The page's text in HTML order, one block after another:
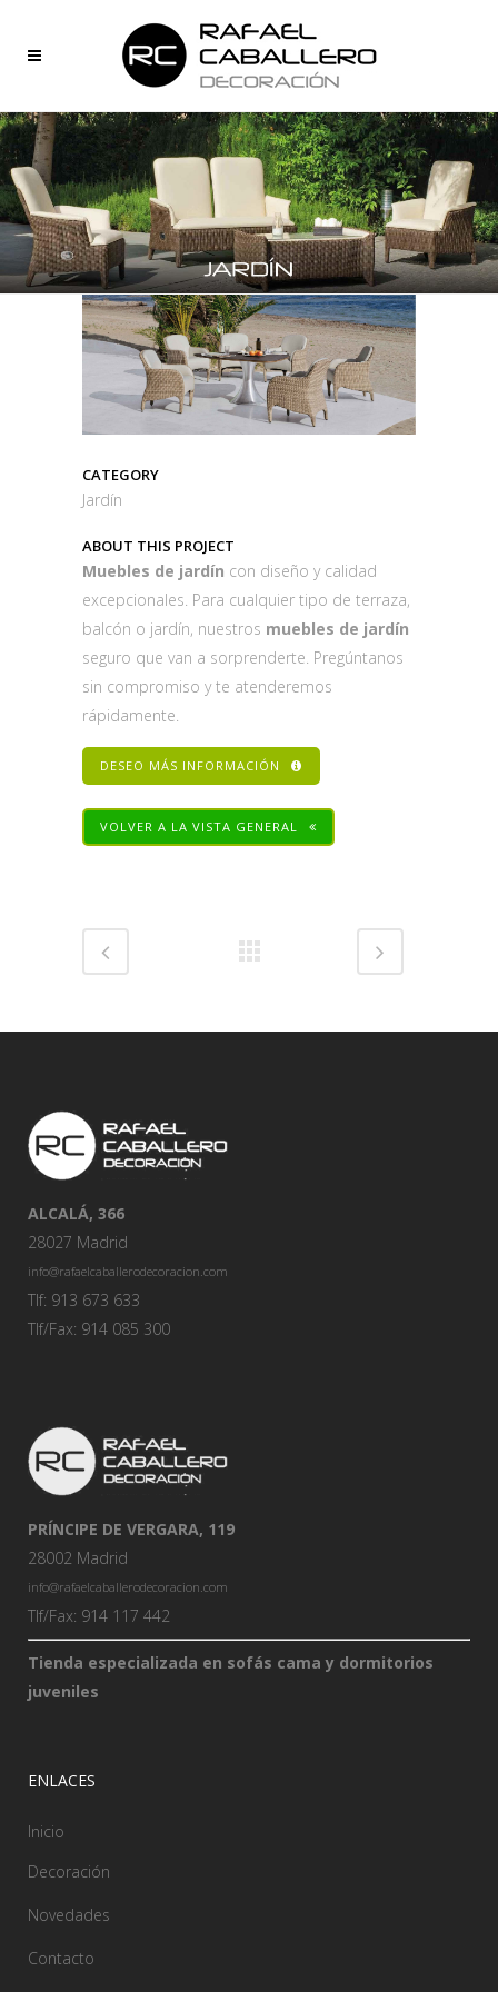
CATEGORY
Jardín
ABOUT THIS PROJECT
Muebles de jardín con diseño y calidad
excepcionales. Para cualquier tipo de terraza,
balcón o jardín, nuestros muebles de jardín
seguro que van a sorprenderte. Pregúntanos
sin compromiso y te atenderemos
rápidamente.
DESEO MÁS INFORMACIÓN
VOLVER A LA VISTA GENERAL
ALCALÁ, 366
28027 Madrid
info@rafaelcaballerodecoracion.com
Tlf: 913 673 633
Tlf/Fax: 914 085 300
PRÍNCIPE DE VERGARA, 119
28002 Madrid
info@rafaelcaballerodecoracion.com
Tlf/Fax: 914 117 442
Tienda especializada en sofás cama y dormitorios
juveniles
ENLACES
Inicio
Decoración
Novedades
Contacto